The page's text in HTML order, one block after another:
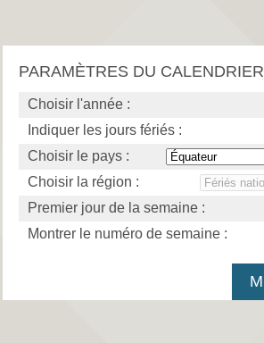
PARAMÈTRES DU CALENDRIER
Choisir l'année :
Indiquer les jours fériés :
Choisir le pays :
Choisir la région :
Premier jour de la semaine :
Montrer le numéro de semaine :